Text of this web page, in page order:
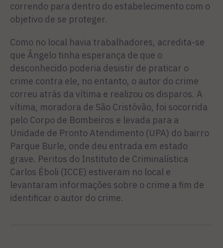
correndo para dentro do estabelecimento com o
objetivo de se proteger.
Como no local havia trabalhadores, acredita-se
que Ângelo tinha esperança de que o
desconhecido poderia desistir de praticar o
crime contra ele, no entanto, o autor do crime
correu atrás da vítima e realizou os disparos. A
vítima, moradora de São Cristóvão, foi socorrida
pelo Corpo de Bombeiros e levada para a
Unidade de Pronto Atendimento (UPA) do bairro
Parque Burle, onde deu entrada em estado
grave. Peritos do Instituto de Criminalística
Carlos Éboli (ICCE) estiveram no local e
levantaram informações sobre o crime a fim de
identificar o autor do crime.